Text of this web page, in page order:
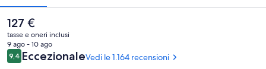
Il
prezzo
attuale
è
127 €
127 €
tasse e oneri inclusi
9 ago - 10 ago
Recensioni
9,49,4 su 10
EccezionaleVedi le 1.164 recensioni